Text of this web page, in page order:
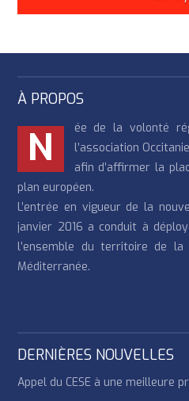
À PROPOS
N
ée de la volonté
l’association
afin d’affirmer la
plan européen.
L’entrée en vigueur de la
janvier 2016 a conduit à
l’ensemble du territoire de la
Méditerranée.
DERNIÈRES NOUVELLES
Appel du CESE à une meilleure